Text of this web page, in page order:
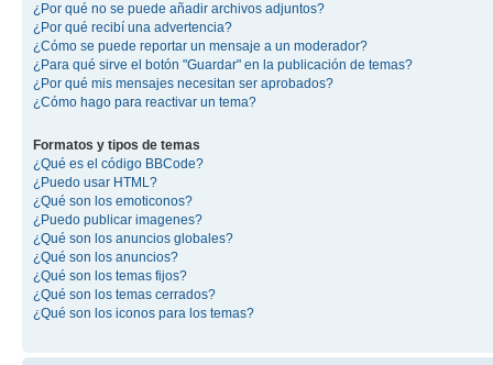
¿Por qué no se puede añadir archivos adjuntos?
¿Por qué recibí una advertencia?
¿Cómo se puede reportar un mensaje a un moderador?
¿Para qué sirve el botón "Guardar" en la publicación de temas?
¿Por qué mis mensajes necesitan ser aprobados?
¿Cómo hago para reactivar un tema?
Formatos y tipos de temas
¿Qué es el código BBCode?
¿Puedo usar HTML?
¿Qué son los emoticonos?
¿Puedo publicar imagenes?
¿Qué son los anuncios globales?
¿Qué son los anuncios?
¿Qué son los temas fijos?
¿Qué son los temas cerrados?
¿Qué son los iconos para los temas?